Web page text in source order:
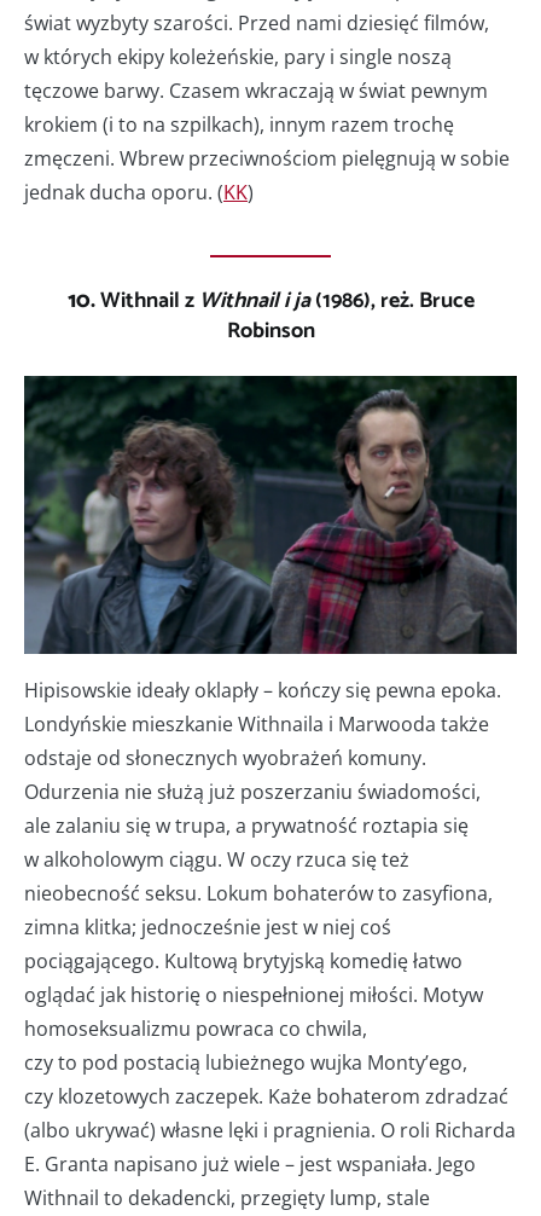
świat wyzbyty szarości. Przed nami dziesięć filmów,
w których ekipy koleżeńskie, pary i single noszą
tęczowe barwy. Czasem wkraczają w świat pewnym
krokiem (i to na szpilkach), innym razem trochę
zmęczeni. Wbrew przeciwnościom pielęgnują w sobie
jednak ducha oporu. (KK)
10.Withnail z Withnail i ja(1986), reż. Bruce
Robinson
Hipisowskie ideały oklapły – kończy się pewna epoka.
Londyńskie mieszkanie Withnaila i Marwooda także
odstaje od słonecznych wyobrażeń komuny.
Odurzenia nie służą już poszerzaniu świadomości,
ale zalaniu się w trupa, a prywatność roztapia się
w alkoholowym ciągu. W oczy rzuca się też
nieobecność seksu. Lokum bohaterów to zasyfiona,
zimna klitka; jednocześnie jest w niej coś
pociągającego. Kultową brytyjską komedię łatwo
oglądać jak historię o niespełnionej miłości. Motyw
homoseksualizmu powraca co chwila,
czy to pod postacią lubieżnego wujka Monty’ego,
czy klozetowych zaczepek. Każe bohaterom zdradzać
(albo ukrywać) własne lęki i pragnienia. O roli Richarda
E. Granta napisano już wiele – jest wspaniała. Jego
Withnail to dekadencki, przegięty lump, stale